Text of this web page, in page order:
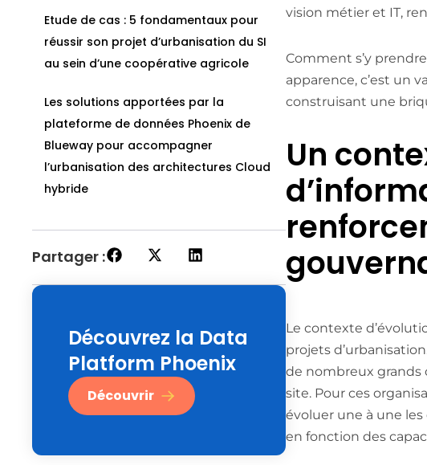
Etude de cas : 5 fondamentaux pour
réussir son projet d’urbanisation du SI
au sein d’une coopérative agricole
Les solutions apportées par la
plateforme de données Phoenix de
Blueway pour accompagner
l’urbanisation des architectures Cloud
hybride
Partager :
Découvrez la Data
Platform Phoenix
Découvrir
vision métier et IT,
Comment s’y
apparence, c’est un
construisant une
Un
Le contexte
projets
de nombreux grands
site. Pour ces
évoluer une à une les
en fonction des